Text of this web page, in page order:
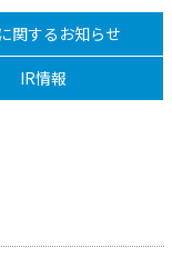
関するお知らせ
IR情報